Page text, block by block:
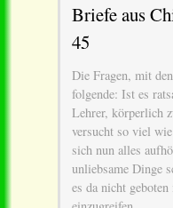
Briefe aus
45
Die Fragen, mit
folgende: Ist es
Lehrer, körperlich
versucht so viel
sich nun alles
unliebsame Dinge
es da nicht